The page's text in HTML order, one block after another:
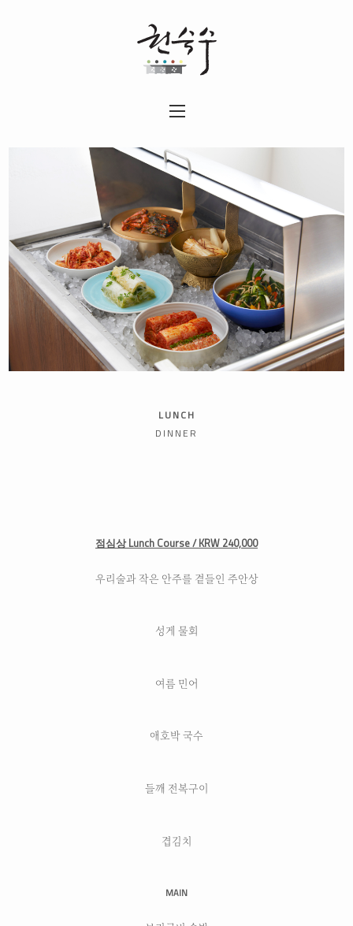
LUNCH
DINNER
점심상 Lunch Course / KRW 240,000
우리술과 작은 안주를 곁들인 주안상
성게 물회
여름 민어
애호박 국수
들깨 전복구이
겹김치
MAIN